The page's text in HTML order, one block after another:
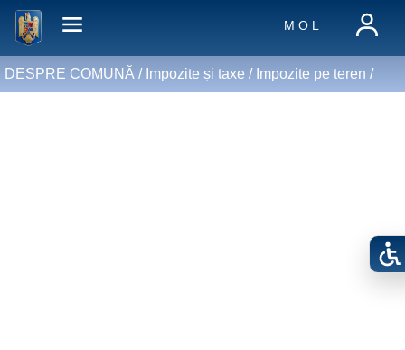
M O L
DESPRE COMUNĂ / Impozite și taxe/ Impozite pe teren /